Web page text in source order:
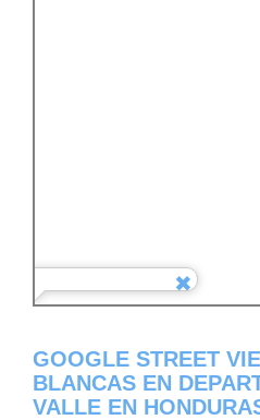
GOOGLE STREET
BLANCAS EN
VALLE EN